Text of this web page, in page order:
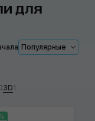
для
Популярные
3D1